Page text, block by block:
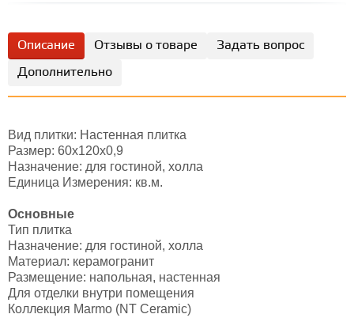
Описание Отзывы о товаре
Задать вопрос
Дополнительно
Вид плитки: Настенная плитка
Размер: 60х120х0,9
Назначение: для гостиной, холла
Единица Измерения: кв.м.
Основные
Тип плитка
Назначение: для гостиной, холла
Материал: керамогранит
Размещение: напольная, настенная
Для отделки внутри помещения
Коллекция Marmo (NT Ceramic)